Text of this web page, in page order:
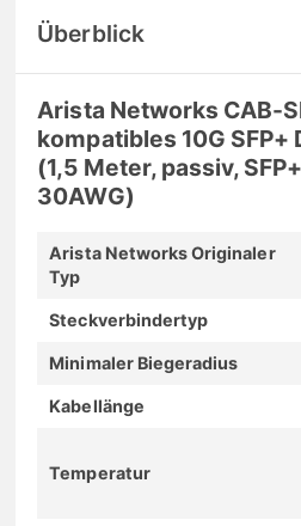
Überblick
Arista Networks CAB-
kompatibles 10G SFP+
(1,5 Meter, passiv,
30AWG)
Arista Networks Originaler
Typ
Steckverbindertyp
Minimaler Biegeradius
Kabellänge
Temperatur